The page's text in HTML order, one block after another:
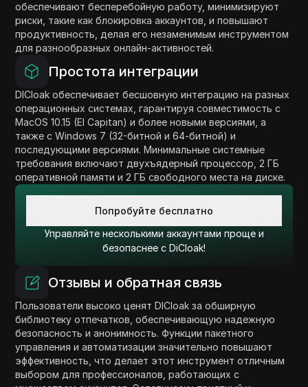
обеспечивают бесперебойную работу, минимизируют
риски, такие как блокировка аккаунтов, и повышают
продуктивность, делая его незаменимым инструментом
для разнообразных онлайн-активностей.
Простота интеграции
DICloak обеспечивает бесшовную интеграцию на разных
операционных системах, гарантируя совместимость с
MacOS 10.15 (El Capitan) и более новыми версиями, а
также с Windows 7 (32-битной и 64-битной) и
последующими версиями. Минимальные системные
требования включают двухъядерный процессор, 2 ГБ
оперативной памяти и 2 ГБ свободного места на диске.
Попробуйте бесплатно
Управляйте несколькими аккаунтами проще и
безопаснее с DiCloak!
Отзывы и обратная связь
Пользователи высоко ценят DICloak за обширную
библиотеку отпечатков, обеспечивающую надежную
безопасность и анонимность. Функции пакетного
управления и автоматизации значительно повышают
эффективность, что делает этот инструмент отличным
выбором для профессионалов, работающих с